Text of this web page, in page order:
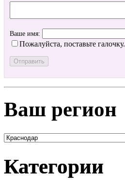
Ваше имя:
Пожалуйста, поставьте галочку.
Ваш регион
Категории